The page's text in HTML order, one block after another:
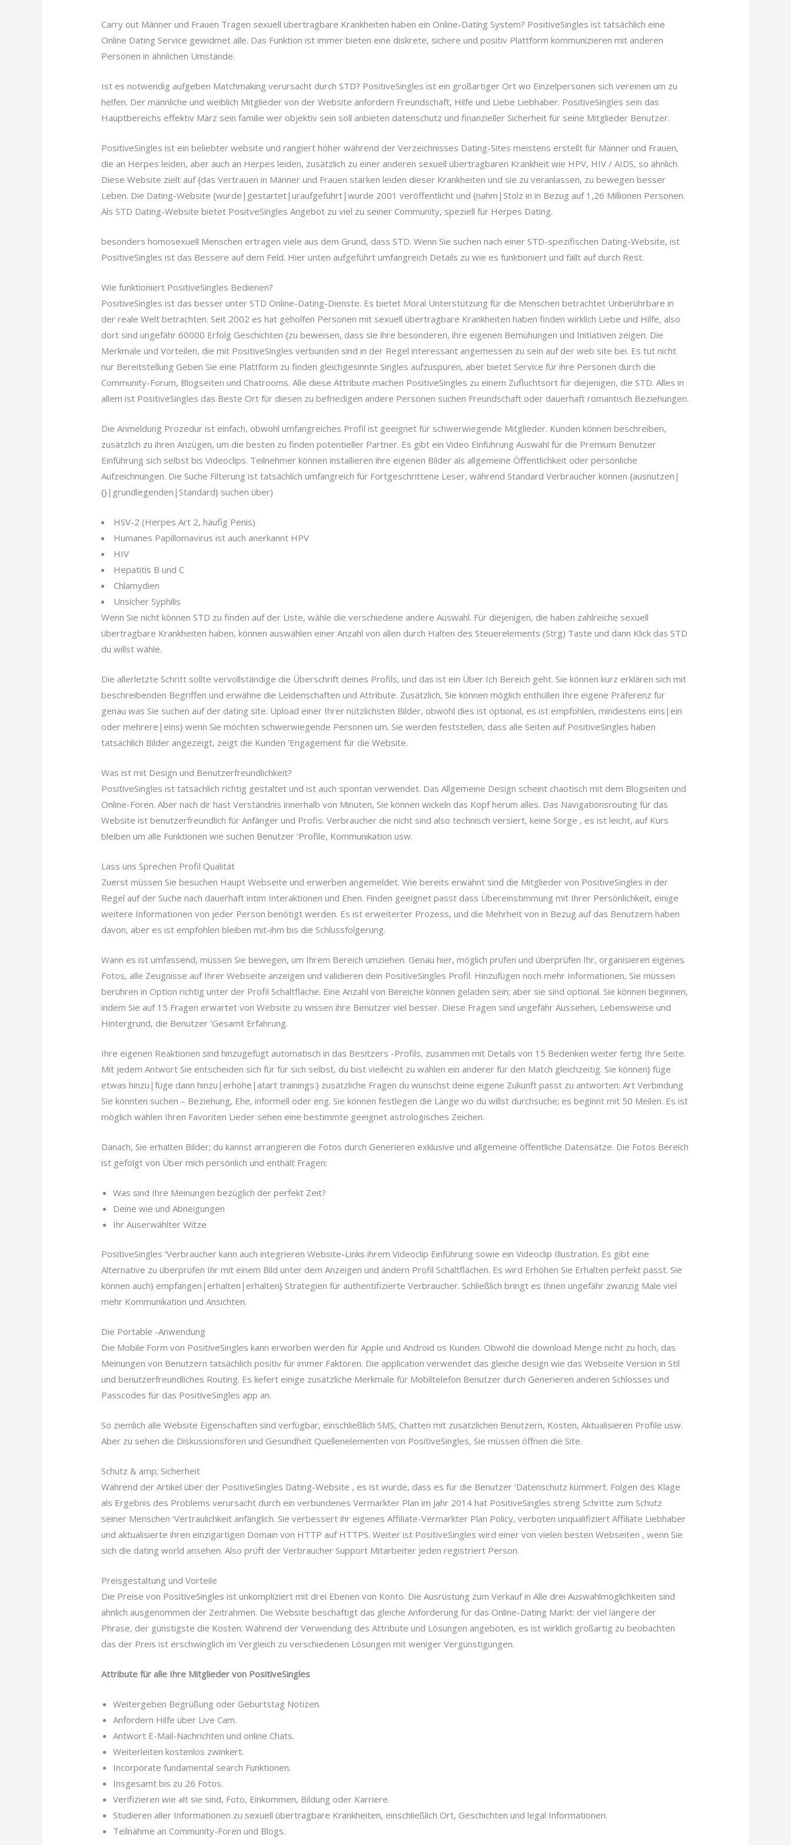
Carry out Männer und Frauen Tragen sexuell übertragbare Krankheiten haben ein Online-Dating System? PositiveSingles ist tatsächlich eine
Online Dating Service gewidmet alle. Das Funktion ist immer bieten eine diskrete, sichere und positiv Plattform kommunizieren mit anderen
Personen in ähnlichen Umstände.
Ist es notwendig aufgeben Matchmaking verursacht durch STD? PositiveSingles ist ein großartiger Ort wo Einzelpersonen sich vereinen um zu
helfen. Der männliche und weiblich Mitglieder von der Website anfordern Freundschaft, Hilfe und Liebe Liebhaber. PositiveSingles sein das
Hauptbereichs effektiv März sein familie wer objektiv sein soll anbieten datenschutz und finanzieller Sicherheit für seine Mitglieder Benutzer.
PositiveSingles ist ein beliebter website und rangiert höher während der Verzeichnisses Dating-Sites meistens erstellt für Männer und Frauen,
die an Herpes leiden, aber auch an Herpes leiden, zusätzlich zu einer anderen sexuell übertragbaren Krankheit wie HPV, HIV / AIDS, so ähnlich.
Diese Website zielt auf {das Vertrauen in Männer und Frauen stärken leiden dieser Krankheiten und sie zu veranlassen, zu bewegen besser
Leben. Die Dating-Website {wurde|gestartet|uraufgeführt|wurde 2001 veröffentlicht und {nahm|Stolz in in Bezug auf 1,26 Millionen Personen.
Als STD Dating-Website bietet PositveSingles Angebot zu viel zu seiner Community, speziell für Herpes Dating.
besonders homosexuell Menschen ertragen viele aus dem Grund, dass STD. Wenn Sie suchen nach einer STD-spezifischen Dating-Website, ist
PositiveSingles ist das Bessere auf dem Feld. Hier unten aufgeführt umfangreich Details zu wie es funktioniert und fällt auf durch Rest.
Wie funktioniert PositiveSingles Bedienen?
PositiveSingles ist das besser unter STD Online-Dating-Dienste. Es bietet Moral Unterstützung für die Menschen betrachtet Unberührbare in
der reale Welt betrachten. Seit 2002 es hat geholfen Personen mit sexuell übertragbare Krankheiten haben finden wirklich Liebe und Hilfe, also
dort sind ungefähr 60000 Erfolg Geschichten {zu beweisen, dass sie ihre besonderen, ihre eigenen Bemühungen und Initiativen zeigen. Die
Merkmale und Vorteilen, die mit PositiveSingles verbunden sind in der Regel interessant angemessen zu sein auf der web site bei. Es tut nicht
nur Bereitstellung Geben Sie eine Plattform zu finden gleichgesinnte Singles aufzuspüren, aber bietet Service für ihre Personen durch die
Community-Forum, Blogseiten und Chatrooms. Alle diese Attribute machen PositiveSingles zu einem Zufluchtsort für diejenigen, die STD. Alles in
allem ist PositiveSingles das Beste Ort für diesen zu befriedigen andere Personen suchen Freundschaft oder dauerhaft romantisch Beziehungen.
Die Anmeldung Prozedur ist einfach, obwohl umfangreiches Profil ist geeignet für schwerwiegende Mitglieder. Kunden können beschreiben,
zusätzlich zu ihren Anzügen, um die besten zu finden potentieller Partner. Es gibt ein Video Einführung Auswahl für die Premium Benutzer
Einführung sich selbst bis Videoclips. Teilnehmer können installieren ihre eigenen Bilder als allgemeine Öffentlichkeit oder persönliche
Aufzeichnungen. Die Suche Filterung ist tatsächlich umfangreich für Fortgeschrittene Leser, während Standard Verbraucher können {ausnutzen|
{}|grundlegenden|Standard} suchen über)
HSV-2 (Herpes Art 2, häufig Penis)
Humanes Papillomavirus ist auch anerkannt HPV
HIV
Hepatitis B und C
Chlamydien
Unsicher Syphilis
Wenn Sie nicht können STD zu finden auf der Liste, wähle die verschiedene andere Auswahl. Für diejenigen, die haben zahlreiche sexuell
übertragbare Krankheiten haben, können auswählen einer Anzahl von allen durch Halten des Steuerelements (Strg) Taste und dann Klick das STD
du willst wähle.
Die allerletzte Schritt sollte vervollständige die Überschrift deines Profils, und das ist ein Über Ich Bereich geht. Sie können kurz erklären sich mit
beschreibenden Begriffen und erwähne die Leidenschaften und Attribute. Zusätzlich, Sie können möglich enthüllen Ihre eigene Präferenz für
genau was Sie suchen auf der dating site. Upload einer Ihrer nützlichsten Bilder, obwohl dies ist optional, es ist empfohlen, mindestens eins|ein
oder mehrere|eins} wenn Sie möchten schwerwiegende Personen um. Sie werden feststellen, dass alle Seiten auf PositiveSingles haben
tatsächlich Bilder angezeigt, zeigt die Kunden ‘Engagement für die Website.
Was ist mit Design und Benutzerfreundlichkeit?
PositiveSingles ist tatsächlich richtig gestaltet und ist auch spontan verwendet. Das Allgemeine Design scheint chaotisch mit dem Blogseiten und
Online-Foren. Aber nach dir hast Verständnis innerhalb von Minuten, Sie können wickeln das Kopf herum alles. Das Navigationsrouting für das
Website ist benutzerfreundlich für Anfänger und Profis. Verbraucher die nicht sind also technisch versiert, keine Sorge , es ist leicht, auf Kurs
bleiben um alle Funktionen wie suchen Benutzer ‘Profile, Kommunikation usw.
Lass uns Sprechen Profil Qualität
Zuerst müssen Sie besuchen Haupt Webseite und erwerben angemeldet. Wie bereits erwähnt sind die Mitglieder von PositiveSingles in der
Regel auf der Suche nach dauerhaft intim Interaktionen und Ehen. Finden geeignet passt dass Übereinstimmung mit Ihrer Persönlichkeit, einige
weitere Informationen von jeder Person benötigt werden. Es ist erweiterter Prozess, und die Mehrheit von in Bezug auf das Benutzern haben
davon, aber es ist empfohlen bleiben mit-ihm bis die Schlussfolgerung.
Wann es ist umfassend, müssen Sie bewegen, um Ihrem Bereich umziehen. Genau hier, möglich prüfen und überprüfen Ihr, organisieren eigenes
Fotos, alle Zeugnisse auf Ihrer Webseite anzeigen und validieren dein PositiveSingles Profil. Hinzufügen noch mehr Informationen, Sie müssen
berühren in Option richtig unter der Profil Schaltfläche. Eine Anzahl von Bereiche können geladen sein; aber sie sind optional. Sie können beginnen,
indem Sie auf 15 Fragen erwartet von Website zu wissen ihre Benutzer viel besser. Diese Fragen sind ungefähr Aussehen, Lebensweise und
Hintergrund, die Benutzer ‘Gesamt Erfahrung.
Ihre eigenen Reaktionen sind hinzugefügt automatisch in das Besitzers -Profils, zusammen mit Details von 15 Bedenken weiter fertig Ihre Seite.
Mit jedem Antwort Sie entscheiden sich für für sich selbst, du bist vielleicht zu wählen ein anderer für den Match gleichzeitig. Sie können} füge
etwas hinzu|füge dann hinzu|erhöhe|atart trainings.} zusätzliche Fragen du wünschst deine eigene Zukunft passt zu antworten: Art Verbindung
Sie könnten suchen – Beziehung, Ehe, informell oder eng. Sie können festlegen die Länge wo du willst durchsuche; es beginnt mit 50 Meilen. Es ist
möglich wählen Ihren Favoriten Lieder sehen eine bestimmte geeignet astrologisches Zeichen.
Danach, Sie erhalten Bilder; du kannst arrangieren die Fotos durch Generieren exklusive und allgemeine öffentliche Datensätze. Die Fotos Bereich
ist gefolgt von Über mich persönlich und enthält Fragen:
Was sind Ihre Meinungen bezüglich der perfekt Zeit?
Deine wie und Abneigungen
Ihr Auserwählter Witze
PositiveSingles ‘Verbraucher kann auch integrieren Website-Links ihrem Videoclip Einführung sowie ein Videoclip Illustration. Es gibt eine
Alternative zu überprüfen Ihr mit einem Bild unter dem Anzeigen und ändern Profil Schaltflächen. Es wird Erhöhen Sie Erhalten perfekt passt. Sie
können auch} empfangen|erhalten|erhalten} Strategien für authentifizierte Verbraucher. Schließlich bringt es Ihnen ungefähr zwanzig Male viel
mehr Kommunikation und Ansichten.
Die Portable -Anwendung
Die Mobile Form von PositiveSingles kann erworben werden für Apple und Android os Kunden. Obwohl die download Menge nicht zu hoch, das
Meinungen von Benutzern tatsächlich positiv für immer Faktoren. Die application verwendet das gleiche design wie das Webseite Version in Stil
und benutzerfreundliches Routing. Es liefert einige zusätzliche Merkmale für Mobiltelefon Benutzer durch Generieren anderen Schlosses und
Passcodes für das PositiveSingles app an.
So ziemlich alle Website Eigenschaften sind verfügbar, einschließlich SMS, Chatten mit zusätzlichen Benutzern, Kosten, Aktualisieren Profile usw.
Aber zu sehen die Diskussionsforen und Gesundheit Quellenelementen von PositiveSingles, Sie müssen öffnen die Site.
Schutz & amp; Sicherheit
Während der Artikel über der PositiveSingles Dating-Website , es ist wurde, dass es für die Benutzer ‘Datenschutz kümmert. Folgen des Klage
als Ergebnis des Problems verursacht durch ein verbundenes Vermarkter Plan im Jahr 2014 hat PositiveSingles streng Schritte zum Schutz
seiner Menschen ‘Vertraulichkeit anfänglich. Sie verbessert ihr eigenes Affiliate-Vermarkter Plan Policy, verboten unqualifiziert Affiliate Liebhaber
und aktualisierte ihren einzigartigen Domain von HTTP auf HTTPS. Weiter ist PositiveSingles wird einer von vielen besten Webseiten , wenn Sie
sich die dating world ansehen. Also prüft der Verbraucher Support Mitarbeiter jeden registriert Person.
Preisgestaltung und Vorteile
Die Preise von PositiveSingles ist unkompliziert mit drei Ebenen von Konto. Die Ausrüstung zum Verkauf in Alle drei Auswahlmöglichkeiten sind
ähnlich ausgenommen der Zeitrahmen. Die Website beschäftigt das gleiche Anforderung für das Online-Dating Markt: der viel längere der
Phrase, der günstigste die Kosten. Während der Verwendung des Attribute und Lösungen angeboten, es ist wirklich großartig zu beobachten
das der Preis ist erschwinglich im Vergleich zu verschiedenen Lösungen mit weniger Vergünstigungen.
Attribute für alle Ihre Mitglieder von PositiveSingles
Weitergeben Begrüßung oder Geburtstag Notizen.
Anfordern Hilfe über Live Cam.
Antwort E-Mail-Nachrichten und online Chats.
Weiterleiten kostenlos zwinkert.
Incorporate fundamental search Funktionen.
Insgesamt bis zu 26 Fotos.
Verifizieren wie alt sie sind, Foto, Einkommen, Bildung oder Karriere.
Studieren aller Informationen zu sexuell übertragbare Krankheiten, einschließlich Ort, Geschichten und legal Informationen.
Teilnahme an Community-Foren und Blogs.